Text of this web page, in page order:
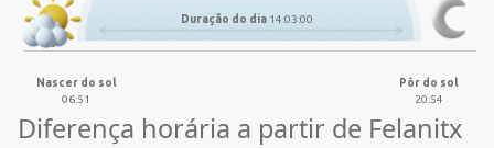
Duração do dia 14:03:00
Nascer do sol
06:51
Pôr do sol
20:54
Diferença horária a partir de Felanitx